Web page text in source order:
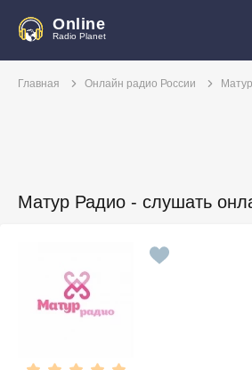
Online
Radio Planet
Главная Онлайн радио России
Матур Радио - слушать